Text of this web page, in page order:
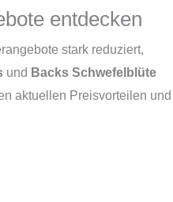
entdecken
stark reduziert,
und Backs Schwefelblüte
aktuellen Preisvorteilen und